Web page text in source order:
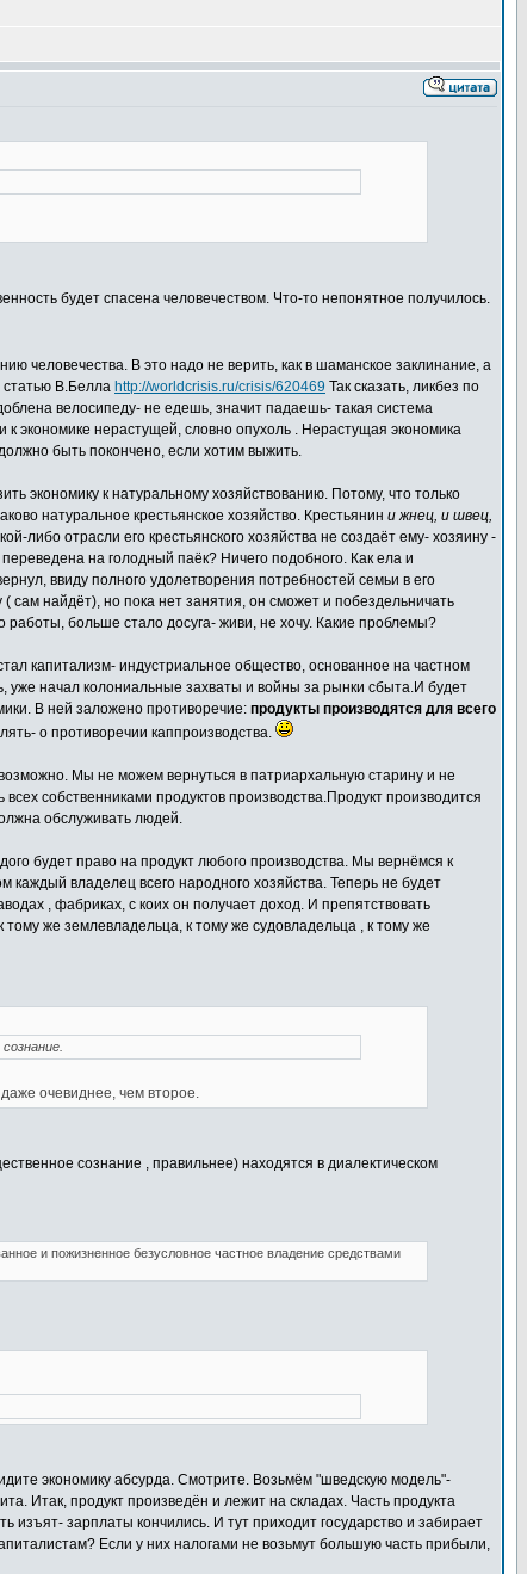
будет спасена человечеством. Что-то непонятное получилось.
человечества. В это надо не верить, как в шаманское заклинание, а
статью В.Белла http://worldcrisis.ru/crisis/620469 Так сказать, ликбез по
велосипеду- не едешь, значит падаешь- такая система
экономике нерастущей, словно опухоль . Нерастущая экономика
быть покончено, если хотим выжить.
экономику к натуральному хозяйствованию. Потому, что только
натуральное крестьянское хозяйство. Крестьянин и жнец, и швец,
либо отрасли его крестьянского хозяйства не создаёт ему- хозяину -
на голодный паёк? Ничего подобного. Как ела и
ввиду полного удолетворения потребностей семьи в его
сам найдёт), но пока нет занятия, он сможет и побездельничать
больше стало досуга- живи, не хочу. Какие проблемы?
капитализм- индустриальное общество, основанное на частном
уже начал колониальные захваты и войны за рынки сбыта.И будет
В ней заложено противоречие: продукты производятся для всего
о противоречии каппроизводства.
Мы не можем вернуться в патриархальную старину и не
собственниками продуктов производства.Продукт производится
обслуживать людей.
будет право на продукт любого производства. Мы вернёмся к
каждый владелец всего народного хозяйства. Теперь не будет
, фабриках, с коих он получает доход. И препятствовать
же землевладельца, к тому же судовладельца , к тому же
очевиднее, чем второе.
сознание , правильнее) находятся в диалектическом
и пожизненное безусловное частное владение средствами
экономику абсурда. Смотрите. Возьмём "шведскую модель"-
Итак, продукт произведён и лежит на складах. Часть продукта
зарплаты кончились. И тут приходит государство и забирает
Если у них налогами не возьмут большую часть прибыли,